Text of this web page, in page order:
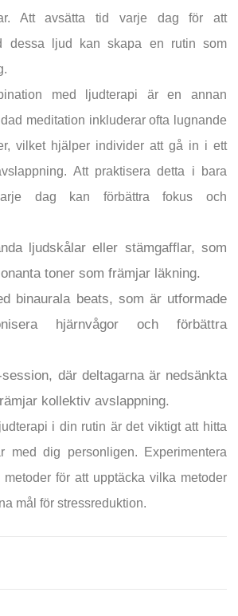
Att avsätta tid varje dag för att
dessa ljud kan skapa en rutin som
med ljudterapi är en annan
meditation inkluderar ofta lugnande
vilket hjälper individer att gå in i ett
Att praktisera detta i bara
dag kan förbättra fokus och
ljudskålar eller stämgafflar, som
toner som främjar läkning.
binaurala beats, som är utformade
hjärnvågor och förbättra
där deltagarna är nedsänkta
kollektiv avslappning.
i din rutin är det viktigt att hitta
med dig personligen. Experimentera
för att upptäcka vilka metoder
mål för stressreduktion.